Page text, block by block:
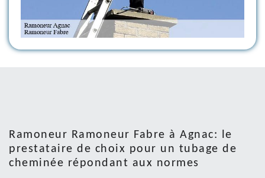
Ramoneur Ramoneur Fabre à Agnac: le
prestataire de choix pour un tubage de
cheminée répondant aux normes